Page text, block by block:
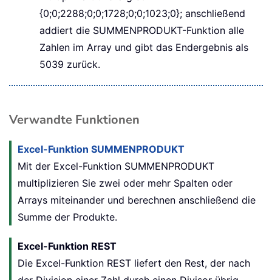
{0;0;2288;0;0;1728;0;0;1023;0}; anschließend
addiert die SUMMENPRODUKT-Funktion alle
Zahlen im Array und gibt das Endergebnis als
5039 zurück.
Verwandte Funktionen
Excel-Funktion SUMMENPRODUKT
Mit der Excel-Funktion SUMMENPRODUKT
multiplizieren Sie zwei oder mehr Spalten oder
Arrays miteinander und berechnen anschließend die
Summe der Produkte.
Excel-Funktion REST
Die Excel-Funktion REST liefert den Rest, der nach